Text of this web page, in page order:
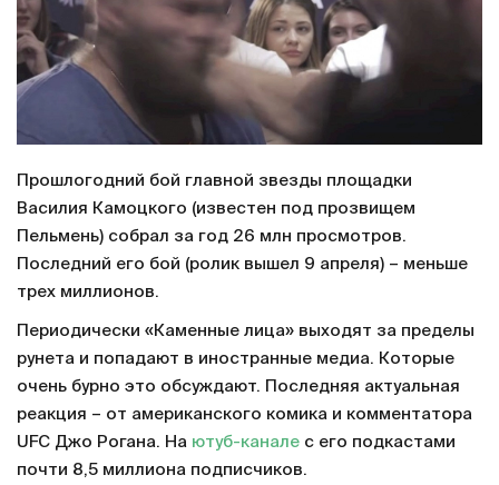
Прошлогодний бой главной звезды площадки
Василия Камоцкого (известен под прозвищем
Пельмень) собрал за год 26 млн просмотров.
Последний его бой (ролик вышел 9 апреля) – меньше
трех миллионов.
Периодически «Каменные лица» выходят за пределы
рунета и попадают в иностранные медиа. Которые
очень бурно это обсуждают. Последняя актуальная
реакция – от американского комика и комментатора
UFC Джо Рогана. На ютуб-канале с его подкастами
почти 8,5 миллиона подписчиков.